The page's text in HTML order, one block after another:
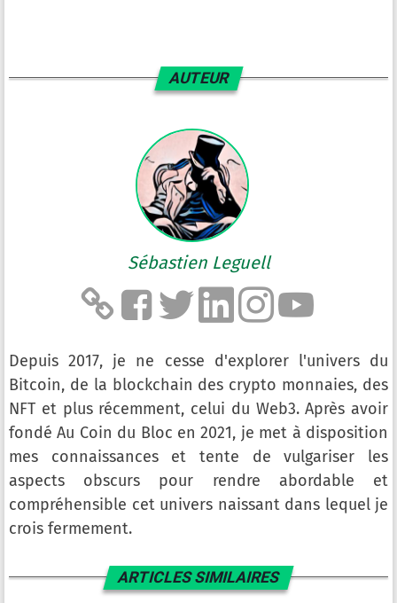
AUTEUR
Sébastien Leguell
Depuis 2017, je ne cesse d'explorer l'univers du
Bitcoin, de la blockchain des crypto monnaies, des
NFT et plus récemment, celui du Web3. Après avoir
fondé Au Coin du Bloc en 2021, je met à disposition
mes connaissances et tente de vulgariser les
aspects obscurs pour rendre abordable et
compréhensible cet univers naissant dans lequel je
crois fermement.
ARTICLES SIMILAIRES